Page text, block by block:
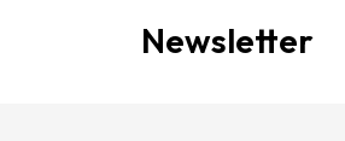
Newsletter